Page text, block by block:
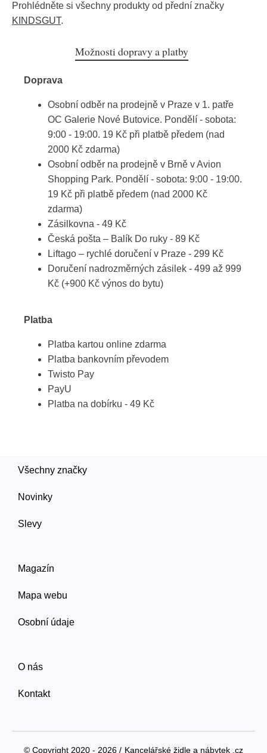
Prohlédněte si všechny produkty od přední značky
KINDSGUT.
Možnosti dopravy a platby
Doprava
Osobní odběr na prodejně v Praze v 1. patře
OC Galerie Nové Butovice. Pondělí - sobota:
9:00 - 19:00. 19 Kč při platbě předem (nad
2000 Kč zdarma)
Osobní odběr na prodejně v Brně v Avion
Shopping Park. Pondělí - sobota: 9:00 - 19:00.
19 Kč při platbě předem (nad 2000 Kč
zdarma)
Zásilkovna - 49 Kč
Česká pošta – Balík Do ruky - 89 Kč
Liftago – rychlé doručení v Praze - 299 Kč
Doručení nadrozměrných zásilek - 499 až 999
Kč (+900 Kč výnos do bytu)
Platba
Platba kartou online zdarma
Platba bankovním převodem
Twisto Pay
PayU
Platba na dobírku - 49 Kč
Všechny značky
Novinky
Slevy
Magazín
Mapa webu
Osobní údaje
O nás
Kontakt
© Copyright 2020 - 2026 / Kancelářské židle a nábytek .cz